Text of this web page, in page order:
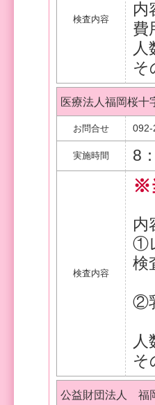
検査内容
内
費
人
そ
医療法人福岡桜
お問合せ 092-
実施時間 8
検査内容
※
内
①
検
②
そ
公益財団法人 福